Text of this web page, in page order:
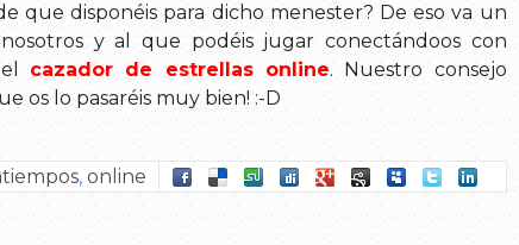
que disponéis para dicho menester? De eso va un
y al que podéis jugar conectándoos con
cazador de estrellas online. Nuestro consejo
os lo pasaréis muy bien! :-D
, online